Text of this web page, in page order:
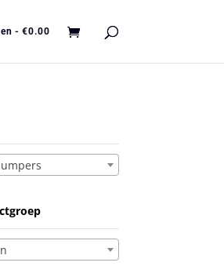
€0.00